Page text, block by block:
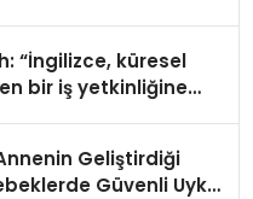
“İngilizce, küresel
bir iş yetkinliğine
Geliştirdiği
Güvenli Uyku